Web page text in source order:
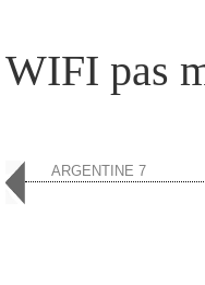
WIFI pas
ARGENTINE 7